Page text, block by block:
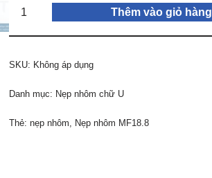
Thêm vào giỏ hàng
SKU: Không áp dụng
Danh mục: Nẹp nhôm chữ U
Thẻ: nẹp nhôm, Nẹp nhôm MF18.8